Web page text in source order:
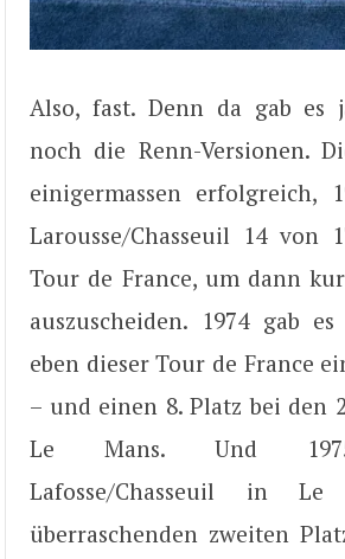
Also, fast. Denn da gab es
noch die Renn-Versionen.
einigermassen erfolgreich,
Larousse/Chasseuil 14 von
Tour de France, um dann
auszuscheiden. 1974 gab
eben dieser Tour de France
– und einen 8. Platz bei den
Le Mans. Und
Lafosse/Chasseuil in
überraschenden zweiten